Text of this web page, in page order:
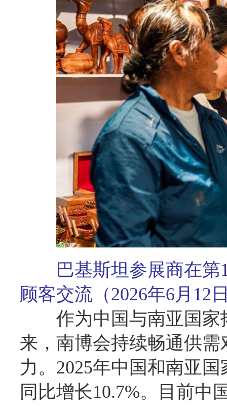
巴基斯坦参展商在
顾客交流（2026年6月12
作为中国与南亚国
来，南博会持续畅通供
力。2025年中国和南亚
同比增长10.7%。目前中